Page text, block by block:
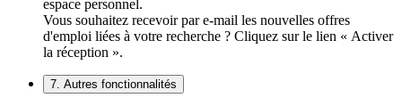
espace personnel.
Vous souhaitez recevoir par e-mail les nouvelles offres
d'emploi liées à votre recherche ? Cliquez sur le lien « Activer
la réception ».
7. Autres fonctionnalités